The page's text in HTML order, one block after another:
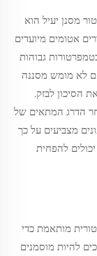
מסנן יעיל הוא
אטומים מיועדים
גבוהות
לא מומש מסננה
הסיכון לבזק.
הדרג המתאים של
מצביעים על כך
להפחית
מותאמת כדי
להיות מוסמנים